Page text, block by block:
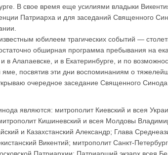
В свое время еще усилиями владыки
Патриарха и для заседаний Священного
юбилеем трагических событий —
обширная программа пребывания на
в Алапаевске, и в Екатеринбурге, и по
посвятив эти дни воспоминаниям о
очередное заседание Священного
являются: митрополит Киевский и всея
Кишиневский и всея Молдовы
и Казахстанский Александр; Глава
Викентий; митрополит Санкт-